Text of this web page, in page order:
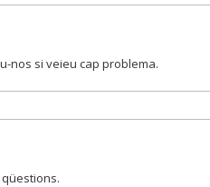
nos si veieu cap problema.